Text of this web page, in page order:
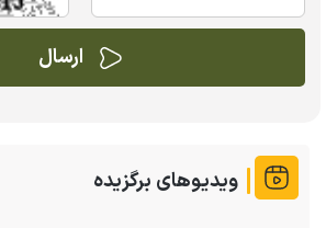
ویدیوهای برگزیده